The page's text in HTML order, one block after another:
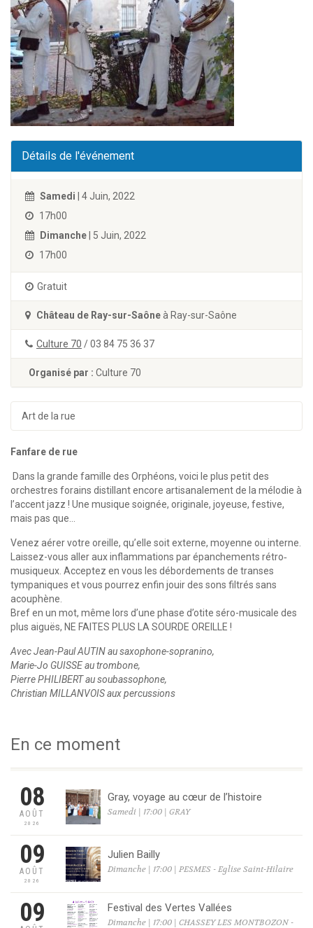
Détails de l'événement
Samedi | 4 Juin, 2022
17h00
Dimanche | 5 Juin, 2022
17h00
Gratuit
Château de Ray-sur-Saôneà Ray-sur-Saône
Culture 70 / 03 84 75 36 37
Organisé par : Culture 70
Art de la rue
Fanfare de rue
Dans la grande famille des Orphéons, voici le plus petit des
orchestres forains distillant encore artisanalement de la mélodie à
l’accent jazz ! Une musique soignée, originale, joyeuse, festive,
mais pas que…
Venez aérer votre oreille, qu’elle soit externe, moyenne ou interne.
Laissez-vous aller aux inflammations par épanchements rétro‐
musiqueux. Acceptez en vous les débordements de transes
tympaniques et vous pourrez enfin jouir des sons filtrés sans
acouphène.
Bref en un mot, même lors d’une phase d’otite séro-musicale des
plus aiguës, NE FAITES PLUS LA SOURDE OREILLE !
Avec Jean-Paul AUTIN au saxophone-sopranino,
Marie-Jo GUISSE au trombone,
Pierre PHILIBERT au soubassophone,
Christian MILLANVOIS aux percussions
En ce moment
08
AOÛT
2026
Gray, voyage au cœur de l’histoire
Samedi | 17:00 | GRAY
09
AOÛT
2026
Julien Bailly
Dimanche | 17:00 | PESMES - Eglise Saint-Hilaire
09 Festival des Vertes Vallées
Dimanche | 17:00 | CHASSEY LES MONTBOZON -